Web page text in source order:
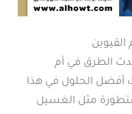
الطرق في أم
أفضل الحلول في هذا
مثل الغسيل